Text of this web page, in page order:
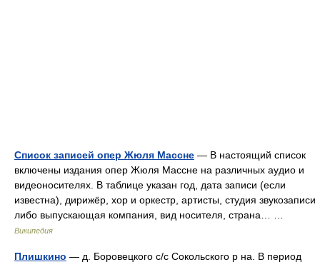
Список записей опер Жюля Массне — В настоящий список
включены издания опер Жюля Массне на различных аудио и
видеоносителях. В таблице указан год, дата записи (если
известна), дирижёр, хор и оркестр, артисты, студия звукозаписи
либо выпускающая компания, вид носителя, страна… …
Википедия
Плишкино — д. Боровецкого с/с Сокольского р на. В период